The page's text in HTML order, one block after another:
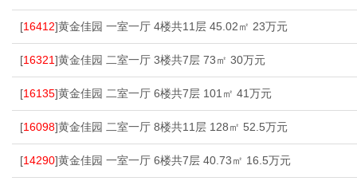
[16412]黄金佳园 一室一厅 4楼共11层 45.02㎡ 23万元
[16321]黄金佳园 二室一厅 3楼共7层 73㎡ 30万元
[16135]黄金佳园 二室一厅 6楼共7层 101㎡ 41万元
[16098]黄金佳园 二室一厅 8楼共11层 128㎡ 52.5万元
[14290]黄金佳园 一室一厅 6楼共7层 40.73㎡ 16.5万元